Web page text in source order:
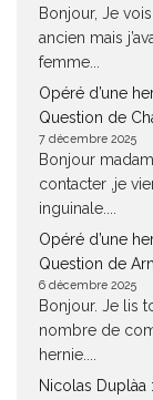
Bonjour, Je
ancien mais
femme...
Opéré d’une
Question de
7 décembre 2025
Bonjour
contacter ,je
inguinale....
Opéré d’une
Question de
6 décembre 2025
Bonjour. Je lis
nombre de
hernie....
Nicolas Duplàa